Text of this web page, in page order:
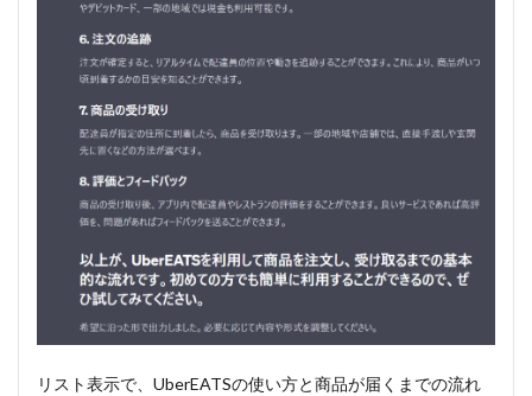
リスト表示で、UberEATSの使い方と商品が届くまでの流れ